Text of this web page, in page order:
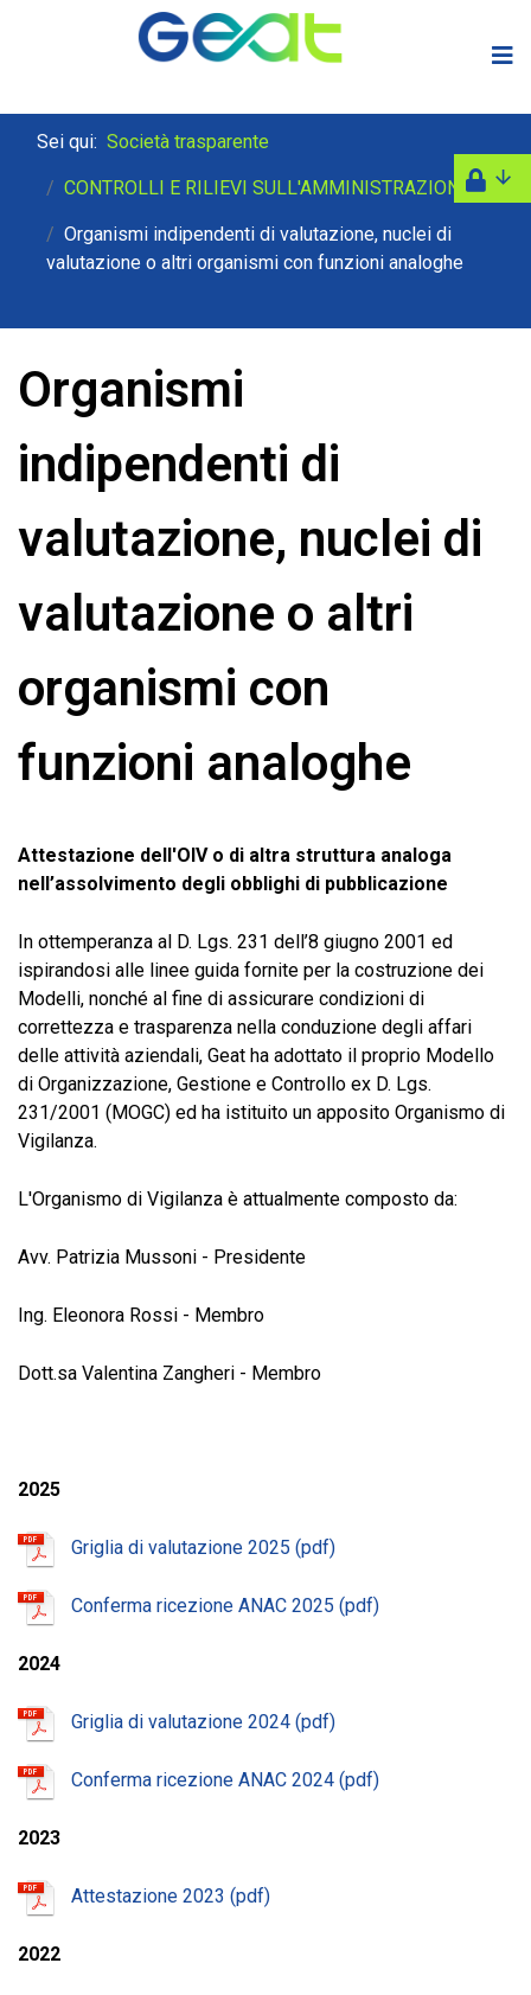
Sei qui: Società trasparente
CONTROLLI E RILIEVI SULL'AMMINISTRAZIONE
Organismi indipendenti di valutazione, nuclei di
valutazione o altri organismi con funzioni analoghe
Organismi
indipendenti di
valutazione, nuclei di
valutazione o altri
organismi con
funzioni analoghe
Attestazione dell'OIV o di altra struttura analoga
nell’assolvimento degli obblighi di pubblicazione
In ottemperanza al D. Lgs. 231 dell’8 giugno 2001 ed
ispirandosi alle linee guida fornite per la costruzione dei
Modelli, nonché al fine di assicurare condizioni di
correttezza e trasparenza nella conduzione degli affari
delle attività aziendali, Geat ha adottato il proprio Modello
di Organizzazione, Gestione e Controllo ex D. Lgs.
231/2001 (MOGC) ed ha istituito un apposito Organismo di
Vigilanza.
L'Organismo di Vigilanza è attualmente composto da:
Avv. Patrizia Mussoni - Presidente
Ing. Eleonora Rossi - Membro
Dott.sa Valentina Zangheri - Membro
2025
Griglia di valutazione 2025
Conferma ricezione ANAC 2025
2024
Griglia di valutazione 2024
Conferma ricezione ANAC 2024
2023
Attestazione 2023
2022